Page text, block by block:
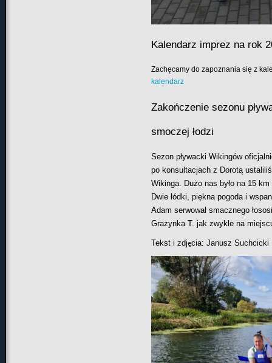
Kalendarz imprez na rok
Zachęcamy do zapoznania się z
kalendarz
Zakończenie sezonu
smoczej łodzi
Sezon pływacki Wikingów
po konsultacjach z Dorotąustaliliś
Wikinga. Dużo nas było na 15 km
Dwiełódki, piękna pogoda i
Adam serwował smacznegoł
Grażynka T. jak zwykle na
Tekst i zdjęcia: Janusz Suchcicki